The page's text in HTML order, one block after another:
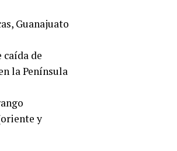
Guanajuato
de
la Península
y